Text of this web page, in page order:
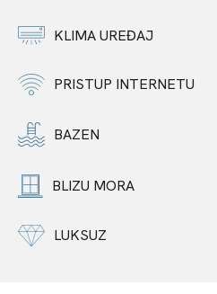
KLIMA UREĐAJ
PRISTUP INTERNETU
BAZEN
BLIZU MORA
LUKSUZ